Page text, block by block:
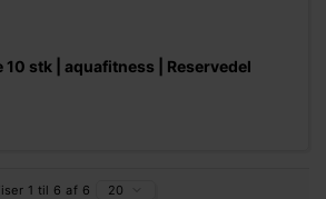
stk | aquafitness | Reservedel
1 til 6 af 6 20